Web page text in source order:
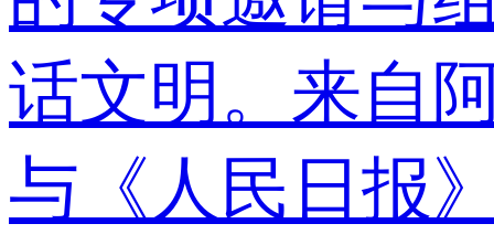
话文明。来自
与《人民日报